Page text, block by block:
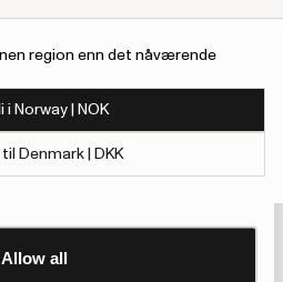
collected from your use
over their data and ad
Personalisation and
Allow all
region enn det nåværende
i Norway | NOK
Denmark | DKK